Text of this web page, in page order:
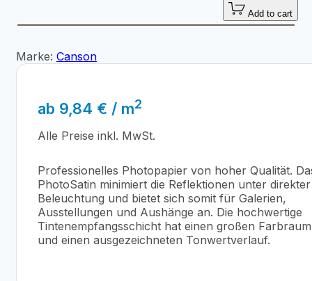
Add to cart
Marke: Canson
ab 9,84 € / m2
Alle Preise inkl. MwSt.
Professionelles Photopapier von hoher Qualität.
PhotoSatin minimiert die Reflektionen unter direkter
Beleuchtung und bietet sich somit für Galerien,
Ausstellungen und Aushänge an. Die hochwertige
Tintenempfangsschicht hat einen großen Farbraum
und einen ausgezeichneten Tonwertverlauf.